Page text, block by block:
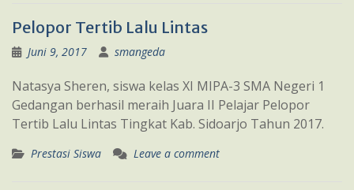
Pelopor Tertib Lalu Lintas
Juni 9, 2017 smangeda
Natasya Sheren, siswa kelas XI MIPA-3 SMA Negeri 1
Gedangan berhasil meraih Juara II Pelajar Pelopor
Tertib Lalu Lintas Tingkat Kab. Sidoarjo Tahun 2017.
Prestasi Siswa Leave a comment